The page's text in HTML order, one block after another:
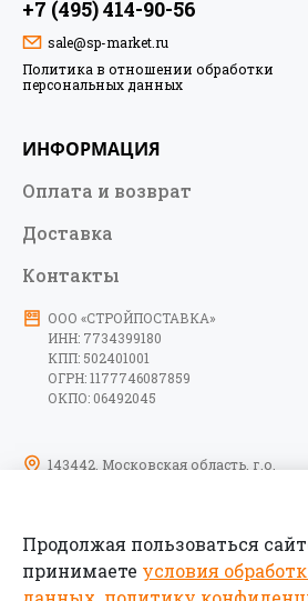
+7 (495) 414-90-56
sale@sp-market.ru
Политика в отношении обработки
персональных данных
ИНФОРМАЦИЯ
Оплата и возврат
Доставка
Контакты
ООО «СТРОЙПОСТАВКА»
ИНН: 7734399180
КПП: 502401001
ОГРН: 1177746087859
ОКПО: 06492045
143442, Московская область, г.о.
09:00-18:00 пн-пт
Продолжая пользоваться
принимаете условия